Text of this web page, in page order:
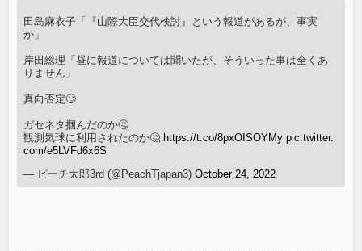
田島麻衣子「『山際大臣交代検討』という報道があるが、事実
か」
岸田総理「昼に報道については聞いたが、そういった事は全くあ
りません」
真向否定🙄
ガセネタ掴んだのか🤔
観測気球に利用されたのか🤔 https://t.co/8pxOISOYMy pic.twitter.
com/e5LVFd6x6S
— ピーチ太郎3rd (@PeachTjapan3)October 24, 2022